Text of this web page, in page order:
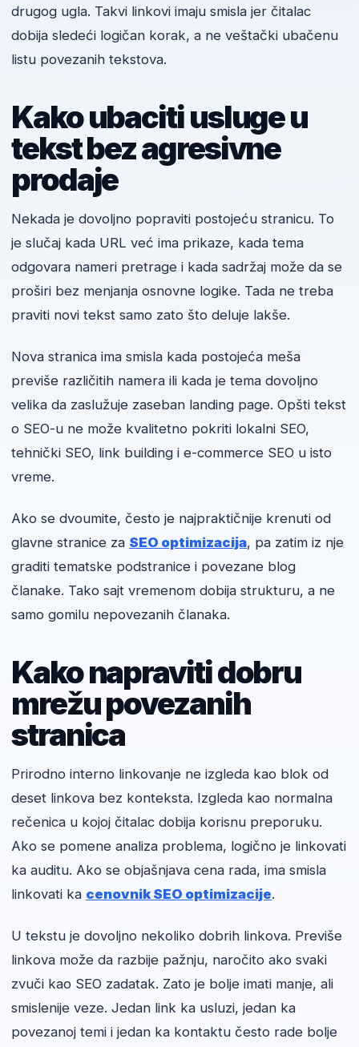
drugog ugla. Takvi linkovi imaju smisla jer čitalac
dobija sledeći logičan korak, a ne veštački ubačenu
listu povezanih tekstova.
Kako ubaciti usluge u
tekst bez agresivne
prodaje
Nekada je dovoljno popraviti postojeću stranicu. To
je slučaj kada URL već ima prikaze, kada tema
odgovara nameri pretrage i kada sadržaj može da se
proširi bez menjanja osnovne logike. Tada ne treba
praviti novi tekst samo zato što deluje lakše.
Nova stranica ima smisla kada postojeća meša
previše različitih namera ili kada je tema dovoljno
velika da zaslužuje zaseban landing page. Opšti tekst
o SEO-u ne može kvalitetno pokriti lokalni SEO,
tehnički SEO, link building i e-commerce SEO u isto
vreme.
Ako se dvoumite, često je najpraktičnije krenuti od
glavne stranice za SEO optimizacija, pa zatim iz nje
graditi tematske podstranice i povezane blog
članake. Tako sajt vremenom dobija strukturu, a ne
samo gomilu nepovezanih članaka.
Kako napraviti dobru
mrežu povezanih
stranica
Prirodno interno linkovanje ne izgleda kao blok od
deset linkova bez konteksta. Izgleda kao normalna
rečenica u kojoj čitalac dobija korisnu preporuku.
Ako se pomene analiza problema, logično je linkovati
ka auditu. Ako se objašnjava cena rada, ima smisla
linkovati ka cenovnik SEO optimizacije.
U tekstu je dovoljno nekoliko dobrih linkova. Previše
linkova može da razbije pažnju, naročito ako svaki
zvuči kao SEO zadatak. Zato je bolje imati manje, ali
smislenije veze. Jedan link ka usluzi, jedan ka
povezanoj temi i jedan ka kontaktu često rade bolje